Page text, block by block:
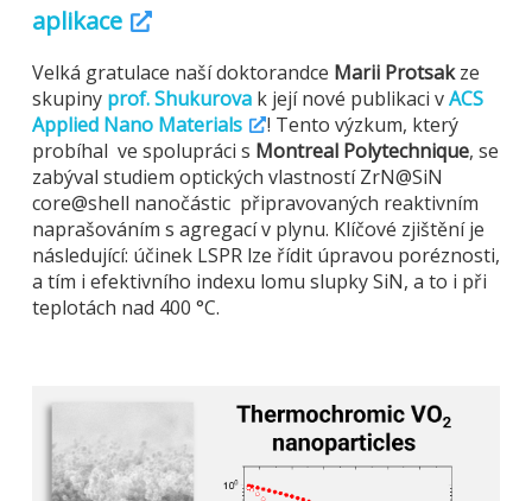
aplikace
Velká gratulace naší doktorandce Marii Protsakze
skupiny prof. Shukurovak její nové publikaci vACS
Applied Nano Materials
! Tento výzkum, který
probíhal ve spolupráci s Montreal Polytechnique, se
zabýval studiem optických vlastností ZrN@SiN
core@shell nanočástic připravovaných reaktivním
naprašováním s agregací v plynu. Klíčové zjištění je
následující: účinek LSPR lze řídit úpravou poréznosti,
a tím i efektivního indexu lomu slupky SiN, a to i při
teplotách nad 400 °C.